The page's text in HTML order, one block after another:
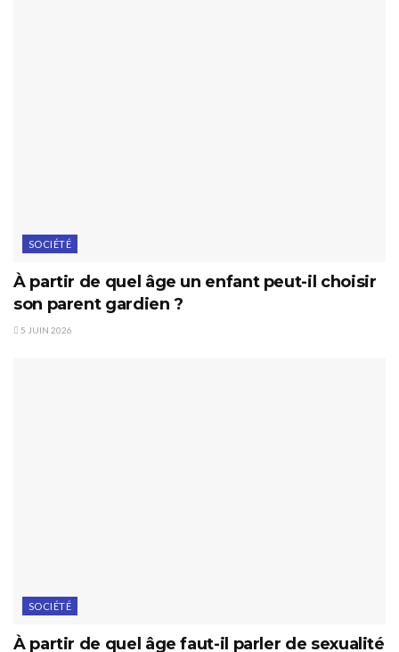
SOCIÉTÉ
À partir de quel âge un enfant peut-il choisir
son parent gardien ?
5 JUIN 2026
SOCIÉTÉ
À partir de quel âge faut-il parler de sexualité